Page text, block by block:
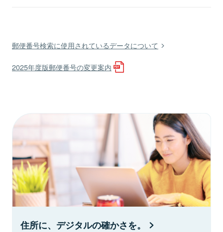
郵便番号検索に使用されているデータについて
2025年度版郵便番号の変更案内
住所に、デジタルの確かさを。